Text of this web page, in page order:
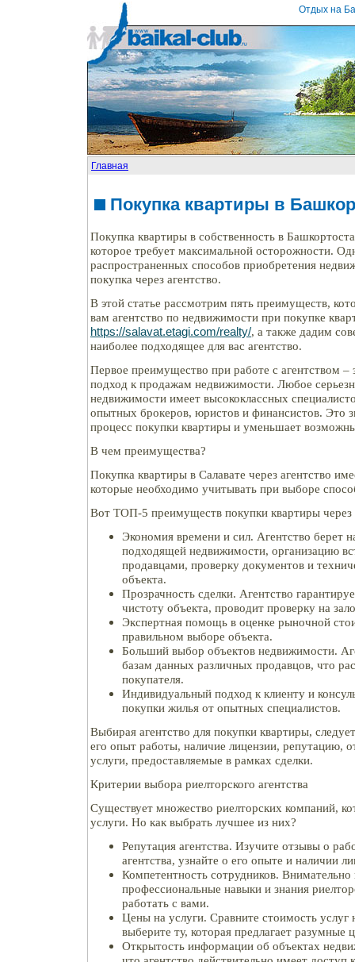
Отдых на
Главная
Покупка квартиры в
Покупка квартиры в собственность в
которое требует максимальной осторожности.
распространенных способов приобретения
покупка через агентство.
В этой статье рассмотрим пять преимуществ,
вам агентство по недвижимости при покупке
https://salavat.etagi.com/realty/, а также дадим
наиболее подходящее для вас агентство.
Первое преимущество при работе с агентством –
подход к продажам недвижимости. Любое
недвижимости имеет высококлассных
опытных брокеров, юристов и финансистов. Это
процесс покупки квартиры и уменьшает
В чем преимущества?
Покупка квартиры в Салавате через агентство
которые необходимо учитывать при выборе
Вот ТОП-5 преимуществ покупки квартиры через
Экономия времени и сил. Агентство берет
подходящей недвижимости, организацию
продавцами, проверку документов и
объекта.
Прозрачность сделки. Агентство
чистоту объекта, проводит проверку на
Экспертная помощь в оценке рыночной
правильном выборе объекта.
Больший выбор объектов недвижимости.
базам данных различных продавцов, что
покупателя.
Индивидуальный подход к клиенту и
покупки жилья от опытных специалистов.
Выбирая агентство для покупки квартиры,
его опыт работы, наличие лицензии, репутацию,
услуги, предоставляемые в рамках сделки.
Критерии выбора риелторского агентства
Существует множество риелторских компаний,
услуги. Но как выбрать лучшее из них?
Репутация агентства. Изучите отзывы о
агентства, узнайте о его опыте и наличии
Компетентность сотрудников. Внимательно
профессиональные навыки и знания
работать с вами.
Цены на услуги. Сравните стоимость услуг
выберите ту, которая предлагает разумные
Открытость информации об объектах